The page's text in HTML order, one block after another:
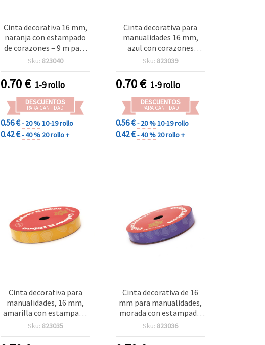
Cinta decorativa 16 mm,
naranja con estampado
de corazones – 9 m para
manualidades y
Sku: 823040
0.70€ 1-9 rollo
DESCUENTOS
PARA CANTIDAD
0.56 €- 20 %10-19 rollo
0.42 €- 40 % 20 rollo +
Cinta decorativa para
manualidades 16 mm,
azul con corazones
estampados - 9 m
Sku: 823039
0.70€ 1-9 rollo
DESCUENTOS
PARA CANTIDAD
0.56 €- 20 %10-19 rollo
0.42 €- 40 % 20 rollo +
Cinta decorativa para
manualidades, 16 mm,
amarilla con estampado
de corazones, 9 m
Sku: 823035
Cinta decorativa de 16
mm para manualidades,
morada con estampado
de corazones, 9 metros
Sku: 823036